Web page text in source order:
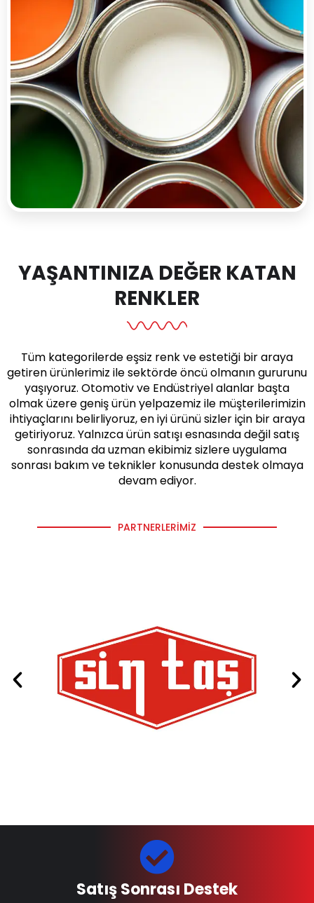
YAŞANTINIZA DEĞER KATAN
RENKLER
Tüm kategorilerde eşsiz renk ve estetiği bir araya
getiren ürünlerimiz ile sektörde öncü olmanın gururunu
yaşıyoruz. Otomotiv ve Endüstriyel alanlar başta
olmak üzere geniş ürün yelpazemiz ile müşterilerimizin
ihtiyaçlarını belirliyoruz, en iyi ürünü sizler için bir araya
getiriyoruz. Yalnızca ürün satışı esnasında değil satış
sonrasında da uzman ekibimiz sizlere uygulama
sonrası bakım ve teknikler konusunda destek olmaya
devam ediyor.
PARTNERLERIMIZ
Satış Sonrası Destek